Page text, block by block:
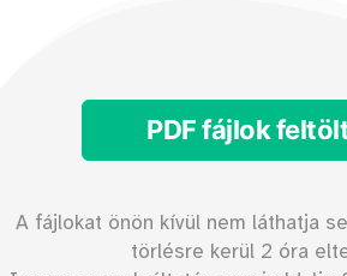
PDF fájlok
A fájlokat önön kívül nem láthatja
törlésre kerül 2 óra